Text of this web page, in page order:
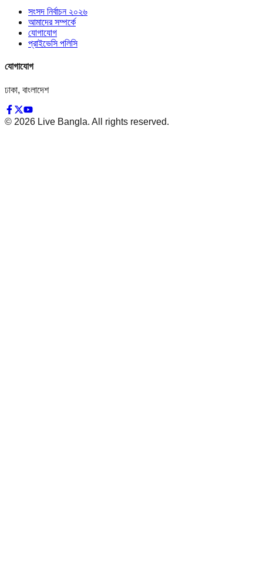
সংসদ নির্বাচন ২০২৬
আমাদের সম্পর্কে
যোগাযোগ
প্রাইভেসি পলিসি
যোগাযোগ
ঢাকা, বাংলাদেশ
© 2026 Live Bangla. All rights reserved.